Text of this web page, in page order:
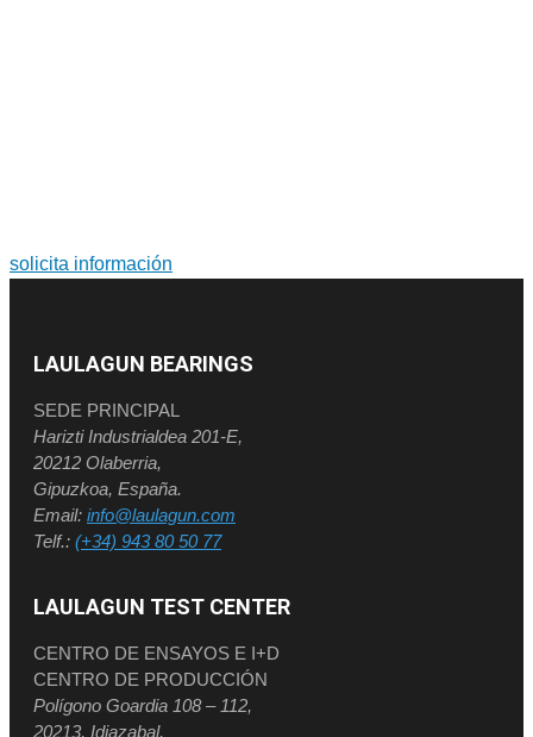
solicita información
LAULAGUN BEARINGS
SEDE PRINCIPAL
Harizti Industrialdea 201-E,
20212 Olaberria,
Gipuzkoa, España.
Email: info@laulagun.com
Telf.: (+34) 943 80 50 77
LAULAGUN TEST CENTER
CENTRO DE ENSAYOS E I+D
CENTRO DE PRODUCCIÓN
Polígono Goardia 108 – 112,
20213, Idiazabal,